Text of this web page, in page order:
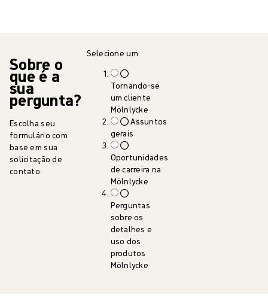
Sobre o
que é a
sua
pergunta?
Escolha seu
formulário com
base em sua
solicitação de
contato.
Selecione um
Tornando-se
um cliente
Mölnlycke
Assuntos
gerais
Oportunidades
de carreira na
Mölnlycke
Perguntas
sobre os
detalhes e
uso dos
produtos
Mölnlycke